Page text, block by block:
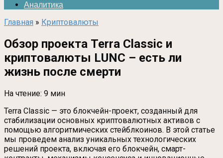
Аналитика
Главная » Криптовалюты
Обзор проекта Terra Classic и
криптовалюты LUNC – есть ли
жизнь после смерти
На чтение: 9 мин
Terra Classic — это блокчейн-проект, созданный для
стабилизации основных криптовалютных активов с
помощью алгоритмических стейблкоинов. В этой статье
мы проведем анализ уникальных технологических
решений проекта, включая его блокчейн, смарт-